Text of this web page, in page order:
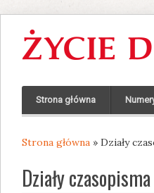
Strona główna
Jesteś tutaj
Strona główna » Działy
Działy czasopisma